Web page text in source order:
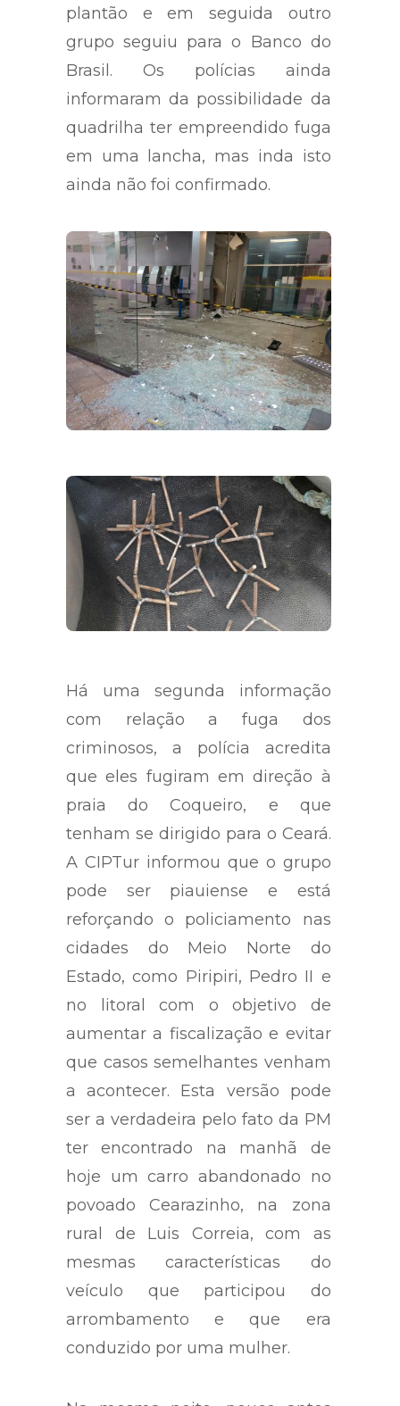
Amarração que estavam de
plantão e em seguida outro
grupo seguiu para o Banco do
Brasil. Os polícias ainda
informaram da possibilidade da
quadrilha ter empreendido fuga
em uma lancha, mas inda isto
Há uma segunda informação
com relação a fuga dos
criminosos, a polícia acredita
que eles fugiram em direção à
praia do Coqueiro, e que
tenham se dirigido para o Ceará.
A CIPTur informou que o grupo
pode ser piauiense e está
reforçando o policiamento nas
cidades do Meio Norte do
Estado, como Piripiri, Pedro II e
no litoral com o objetivo de
aumentar a fiscalização e evitar
que casos semelhantes venham
a acontecer. Esta versão pode
ser a verdadeira pelo fato da PM
ter encontrado na manhã de
hoje um carro abandonado no
povoado Cearazinho, na zona
rural de Luis Correia, com as
mesmas características do
veículo que participou do
arrombamento e que era